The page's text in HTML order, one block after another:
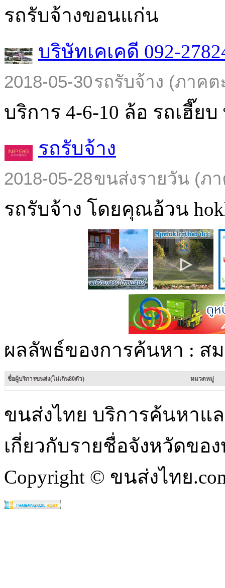
รถรับจ้างขอนแก่น
บริษัทเคเคดี 092-
2018-05-30รถรับจ้าง (ภาคต
บริการ 4-6-10 ล้อ รถเฮี๊ยบ
รถรับจ้าง
2018-05-28ขนส่งรายวัน (ภ
รถรับจ้าง โดยคุณอ้วน
ผลลัพธ์ของการค้นหา : ส
ชื่อผู้บริการขนส่ง(ไม่เกิน80ตัว) หมวดหมู่
ขนส่งไทย บริการค้นหาแ
เกี่ยวกับรายชื่อจังหวัดขอ
Copyright © ขนส่งไทย